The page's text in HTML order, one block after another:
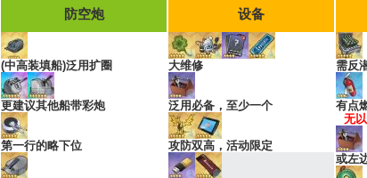
防空炮
(中高装填船)泛用扩圈
更建议其他船带彩炮
第一行的略下位
设备
大维修
泛用必备，至少一个
攻防双高，活动限定
需反
有点
无
或左